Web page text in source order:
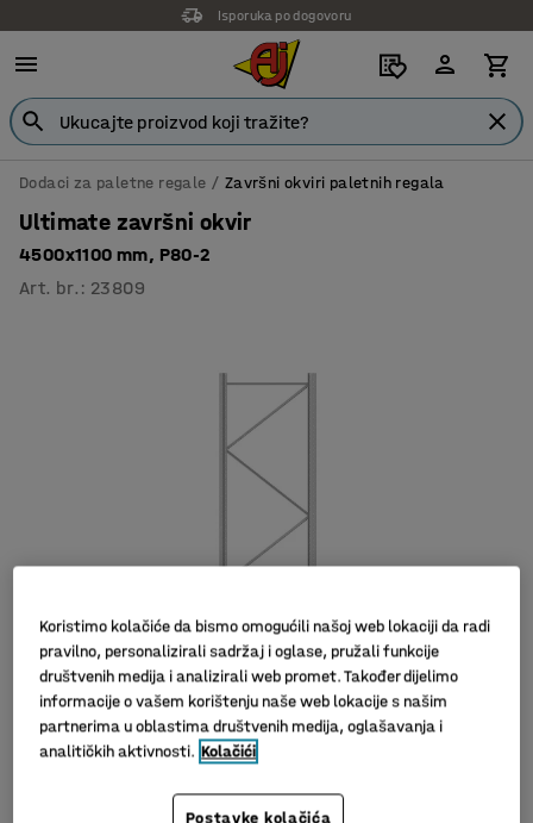
Isporuka po dogovoru
Dodaci za paletne regale Završni okviri paletnih regala
Ultimate završni okvir
4500x1100 mm, P80-2
Art. br. : 23809
Koristimo kolačiće da bismo omogućili našoj web lokaciji da radi
pravilno, personalizirali sadržaj i oglase, pružali funkcije
društvenih medija i analizirali web promet. Također dijelimo
informacije o vašem korištenju naše web lokacije s našim
partnerima u oblastima društvenih medija, oglašavanja i
analitičkih aktivnosti. Kolačići
Postavke kolačića